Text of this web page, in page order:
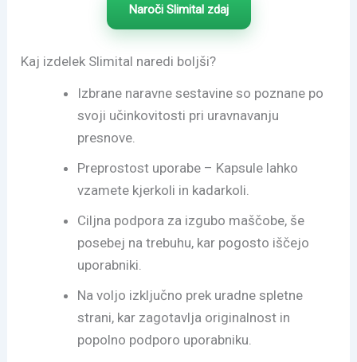
Naroči Slimital zdaj
Kaj izdelek Slimital naredi boljši?
Izbrane naravne sestavine so poznane po
svoji učinkovitosti pri uravnavanju
presnove.
Preprostost uporabe – Kapsule lahko
vzamete kjerkoli in kadarkoli.
Ciljna podpora za izgubo maščobe, še
posebej na trebuhu, kar pogosto iščejo
uporabniki.
Na voljo izključno prek uradne spletne
strani, kar zagotavlja originalnost in
popolno podporo uporabniku.